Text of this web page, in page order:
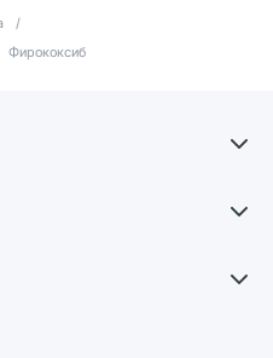
/
Фирококсиб